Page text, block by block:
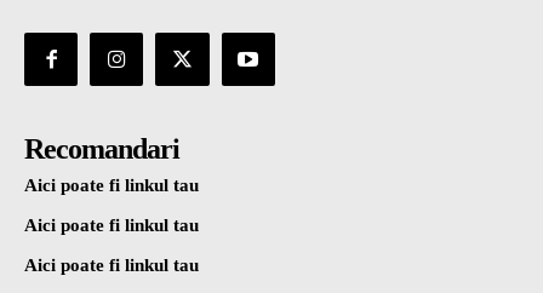
Recomandari
Aici poate fi linkul tau
Aici poate fi linkul tau
Aici poate fi linkul tau